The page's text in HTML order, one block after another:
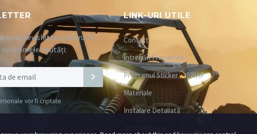
te la newsletter pentru a fi
ultimele noutăți:
vor fi criptate
LINK-URI UTILE
Contact
Întrebări Frecvente
Programul Sticker
SWAP
Materiale
Instalare Detaliată